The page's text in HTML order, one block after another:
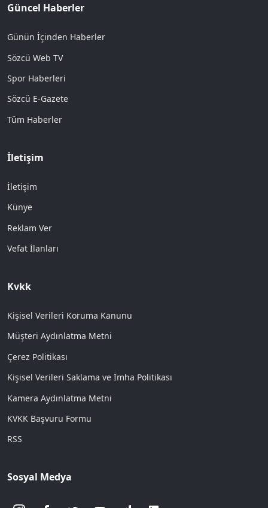
Güncel Haberler
Günün İçinden Haberler
Sözcü Web TV
Spor Haberleri
Sözcü E-Gazete
Tüm Haberler
İletişim
İletişim
Künye
Reklam Ver
Vefat İlanları
Kvkk
Kişisel Verileri Koruma Kanunu
Müşteri Aydınlatma Metni
Çerez Politikası
Kişisel Verileri Saklama ve İmha Politikası
Kamera Aydınlatma Metni
KVKK Başvuru Formu
RSS
Sosyal Medya